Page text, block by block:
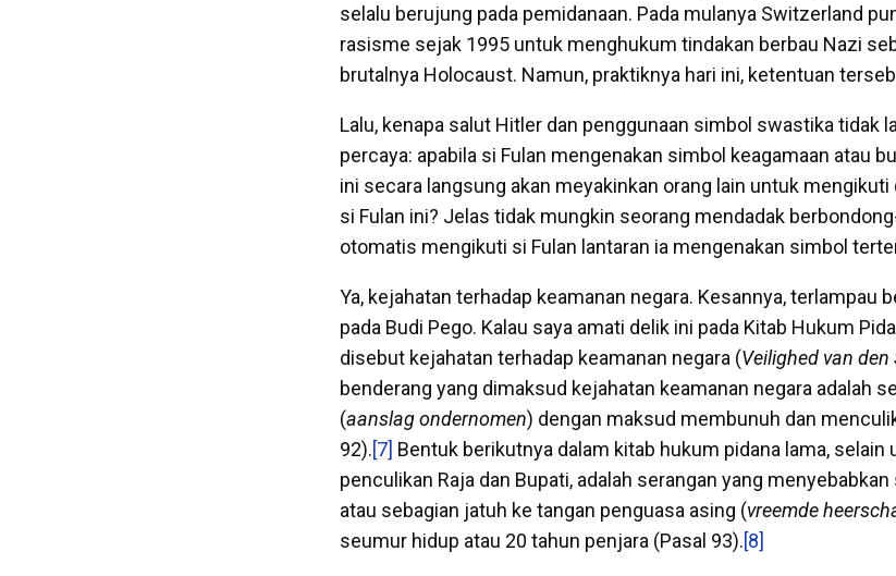
selalu berujung pada pemidanaan. Pada mulanya Switzerland
rasisme sejak 1995 untuk menghukum tindakan berbau Nazi
brutalnya Holocaust. Namun, praktiknya hari ini, ketentuan
Lalu, kenapa salut Hitler dan penggunaan simbol swastika tidak
percaya: apabila si Fulan mengenakan simbol keagamaan atau
ini secara langsung akan meyakinkan orang lain untuk
si Fulan ini? Jelas tidak mungkin seorang mendadak
otomatis mengikuti si Fulan lantaran ia mengenakan simbol
Ya, kejahatan terhadap keamanan negara. Kesannya, terlampau
pada Budi Pego. Kalau saya amati delik ini pada Kitab Hukum
disebut kejahatan terhadap keamanan negara (Veilighed van den
benderang yang dimaksud kejahatan keamanan negara adalah
(aanslag ondernomen) dengan maksud membunuh dan
92).[7] Bentuk berikutnya dalam kitab hukum pidana lama, selain
penculikan Raja dan Bupati, adalah serangan yang
atau sebagian jatuh ke tangan penguasa asing (vreemde
seumur hidup atau 20 tahun penjara (Pasal 93).[8]